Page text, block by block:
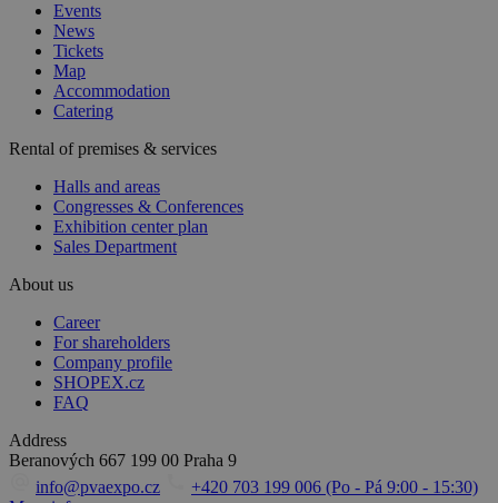
Events
News
Tickets
Map
Accommodation
Catering
Rental of premises & services
Halls and areas
Congresses & Conferences
Exhibition center plan
Sales Department
About us
Career
For shareholders
Company profile
SHOPEX.cz
FAQ
Address
Beranových 667 199 00 Praha 9
info@pvaexpo.cz
+420 703 199 006 (Po - Pá 9:00 - 15:30)